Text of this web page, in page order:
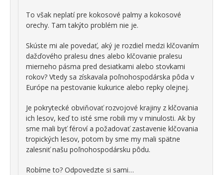
To však neplatí pre kokosové palmy a kokosové
orechy. Tam takýto problém nie je.
Skúste mi ale povedať, aký je rozdiel medzi klčovaním
dažďového pralesu dnes alebo klčovanie pralesu
mierneho pásma pred desiatkami alebo stovkami
rokov? Vtedy sa získavala poľnohospodárska pôda v
Európe na pestovanie kukurice alebo repky olejnej.
Je pokrytecké obviňovať rozvojové krajiny z klčovania
ich lesov, keď to isté sme robili my v minulosti. Ak by
sme mali byť féroví a požadovať zastavenie klčovania
tropických lesov, potom by sme my mali spätne
zalesniť našu poľnohospodársku pôdu.
Robíme to? Odpovedzte si sami…